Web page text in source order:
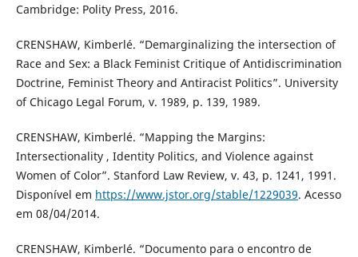
Cambridge: Polity Press, 2016.
CRENSHAW, Kimberlé. “Demarginalizing the intersection of
Race and Sex: a Black Feminist Critique of Antidiscrimination
Doctrine, Feminist Theory and Antiracist Politics”. University
of Chicago Legal Forum, v. 1989, p. 139, 1989.
CRENSHAW, Kimberlé. “Mapping the Margins:
Intersectionality , Identity Politics, and Violence against
Women of Color”. Stanford Law Review, v. 43, p. 1241, 1991.
Disponível em https://www.jstor.org/stable/1229039. Acesso
em 08/04/2014.
CRENSHAW, Kimberlé. “Documento para o encontro de